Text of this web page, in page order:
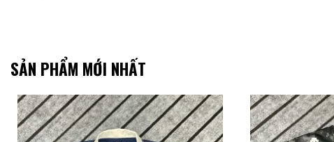
SẢN PHẨM MỚI NHẤT